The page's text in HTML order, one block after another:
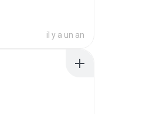
il y a un an